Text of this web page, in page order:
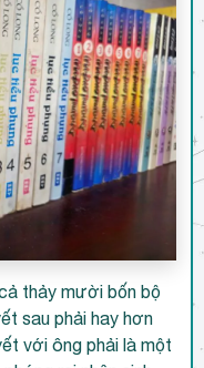
thảy mười bốn bộ
sau phải hay hơn
với ông phải là một